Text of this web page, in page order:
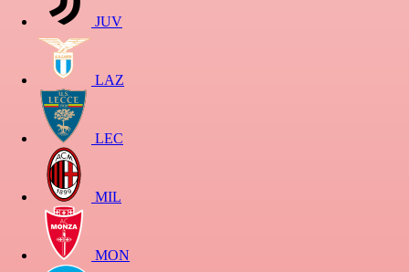
JUV
LAZ
LEC
MIL
MON